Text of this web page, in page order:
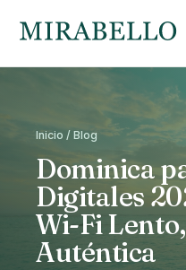
Inicio / Blog
Dominica
Digitales
Wi-Fi
Auténtica